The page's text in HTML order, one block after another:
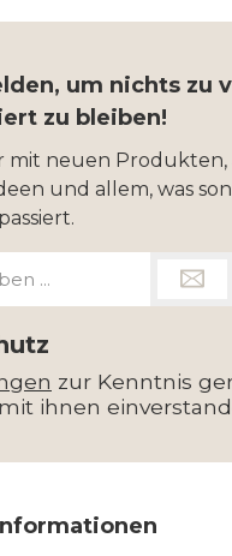
um nichts zu
zu bleiben!
mit neuen
und allem, was
zur Kenntnis
ihnen